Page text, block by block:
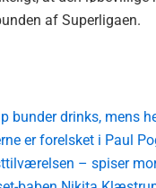
af Superligaen.
bunder drinks, mens
er forelsket i Paul
– spiser